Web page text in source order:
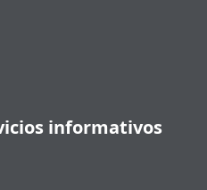
informativos